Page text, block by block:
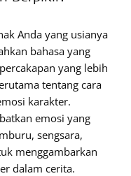
Anda yang usianya
bahasa yang
yang lebih
tentang cara
karakter.
emosi yang
sengsara,
menggambarkan
dalam cerita.